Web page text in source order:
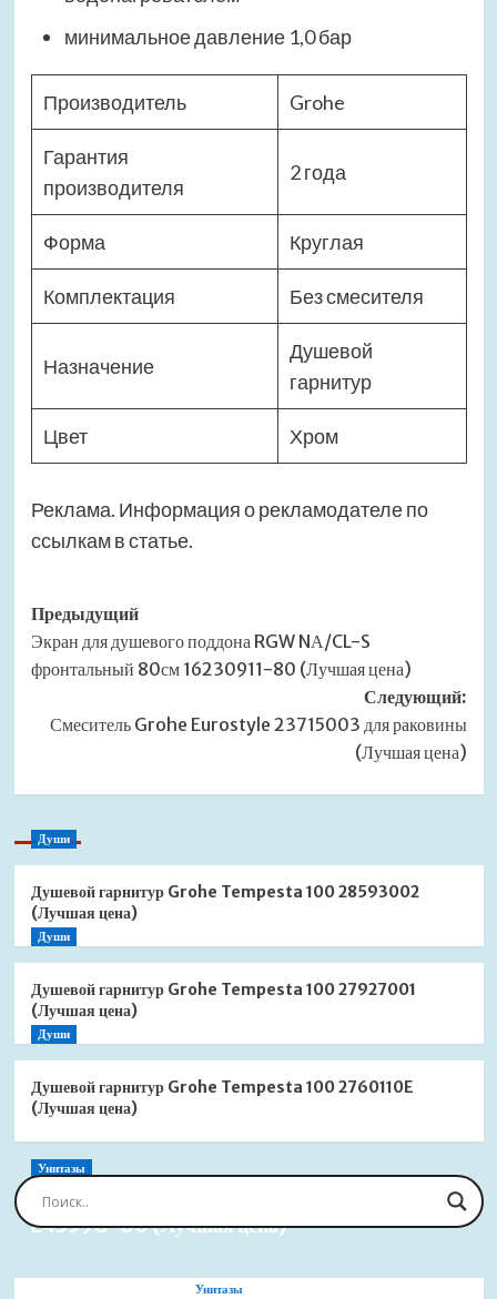
минимальное давление 1,0 бар
Производитель Grohe
Гарантия
производителя
2 года
Форма Круглая
Комплектация Без смесителя
Назначение
Душевой
гарнитур
Цвет Хром
Реклама. Информация о рекламодателе по
ссылкам в статье.
Навигация
записи
Предыдущий
Экран для душевого поддона RGW NА/CL-S
фронтальный 80см 16230911-80 (Лучшая цена)
Следующий:
Смеситель Grohe Eurostyle 23715003 для раковины
(Лучшая цена)
Души
Душевой гарнитур Grohe Tempesta 100 28593002
(Лучшая цена)
Души
Душевой гарнитур Grohe Tempesta 100 27927001
(Лучшая цена)
Души
Душевой гарнитур Grohe Tempesta 100 2760110E
(Лучшая цена)
Унитазы
Сиденье для унитаза Jacob Delafon Brive
E4359G-00 (Лучшая цена)
Унитазы